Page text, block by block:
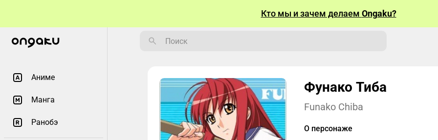
Кто мы и зачем делаем Ongaku?
Аниме
Манга
Ранобэ
Фунако Тиба
Funako Chiba
О персонаже